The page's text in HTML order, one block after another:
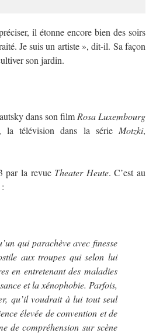
il étonne encore bien des soirs
Je suis un artiste », dit-il. Sa façon
son jardin.
dans son film Rosa Luxembourg
télévision dans la série Motzki,
par la revue Theater Heute. C’est au
qui parachève avec finesse
aux troupes qui selon lui
en entretenant des maladies
et la xénophobie. Parfois,
qu’il voudrait à lui tout seul
élevée de convention et de
de compréhension sur scène